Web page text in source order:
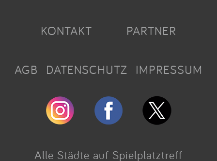
KONTAKT PARTNER
AGB DATENSCHUTZ IMPRESSUM
Alle Städte auf Spielplatztreff